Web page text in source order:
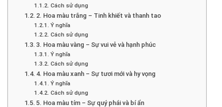
Cách sử dụng
2. Hoa màu trắng – Tinh khiết và thanh tao
Ý nghĩa
Cách sử dụng
3. Hoa màu vàng – Sự vui vẻ và hạnh phúc
Ý nghĩa
Cách sử dụng
4. Hoa màu xanh – Sự tươi mới và hy vọng
Ý nghĩa
Cách sử dụng
5. Hoa màu tím – Sự quý phái và bí ẩn